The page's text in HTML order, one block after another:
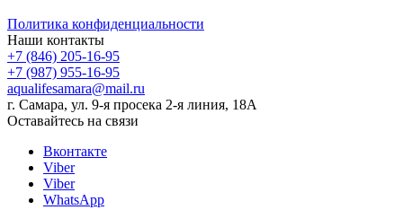
Политика конфиденциальности
Наши контакты
+7 (846) 205-16-95
+7 (987) 955-16-95
aqualifesamara@mail.ru
г. Самара, ул. 9-я просека 2-я линия, 18А
Оставайтесь на связи
Вконтакте
Viber
Viber
WhatsApp